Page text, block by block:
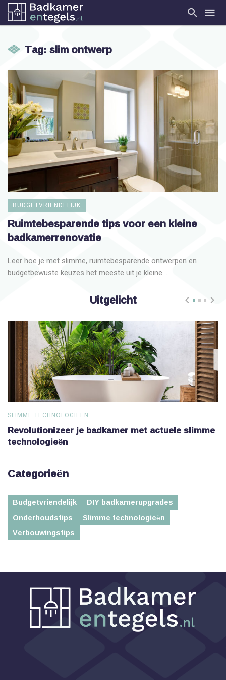
Tag: slim ontwerp
BUDGETVRIENDELIJK
Ruimtebesparende tips voor een kleine
badkamerrenovatie
Leer hoe je met slimme, ruimtebesparende ontwerpen en
budgetbewuste keuzes het meeste uit je kleine ...
Uitgelicht
SLIMME TECHNOLOGIEËN
Revolutionizeer je badkamer met actuele slimme
technologieën
Categorieën
Budgetvriendelijk
DIY badkamerupgrades
Onderhoudstips
Slimme technologieën
Verbouwingstips